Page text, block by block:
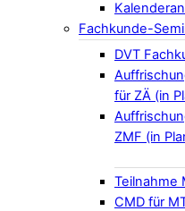
Fachkunde-
DVT
für ZÄ (in
ZMF (in
Teilnahme
CMD für